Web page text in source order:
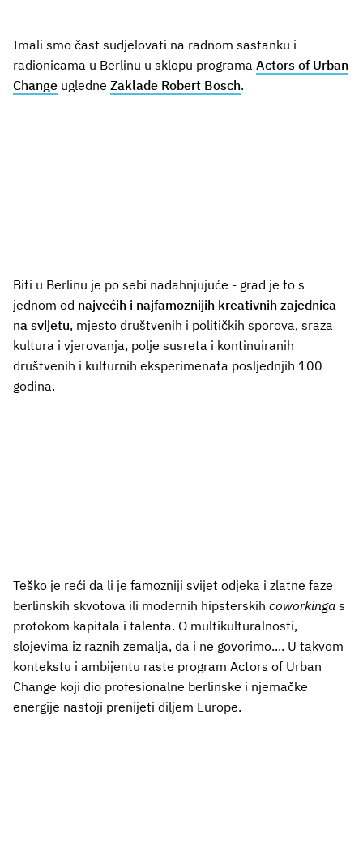
Imali smo čast sudjelovati na radnom sastanku i
radionicama u Berlinu u sklopu programa Actors of Urban
Change ugledne Zaklade Robert Bosch.
Biti u Berlinu je po sebi nadahnjujuće - grad je to s
jednom od najvećih i najfamoznijih kreativnih zajednica
na svijetu, mjesto društvenih i političkih sporova, sraza
kultura i vjerovanja, polje susreta i kontinuiranih
društvenih i kulturnih eksperimenata posljednjih 100
godina.
Teško je reći da li je famozniji svijet odjeka i zlatne faze
berlinskih skvotova ili modernih hipsterskih coworkinga s
protokom kapitala i talenta. O multikulturalnosti,
slojevima iz raznih zemalja, da i ne govorimo.... U takvom
kontekstu i ambijentu raste program Actors of Urban
Change koji dio profesionalne berlinske i njemačke
energije nastoji prenijeti diljem Europe.